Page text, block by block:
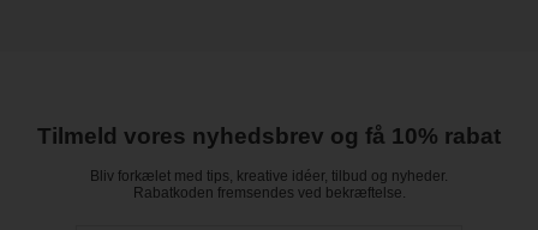
Tilmeld vores nyhedsbrev og få 10% rabat
Bliv forkælet med tips, kreative idéer, tilbud og nyheder.
Rabatkoden fremsendes ved bekræftelse.